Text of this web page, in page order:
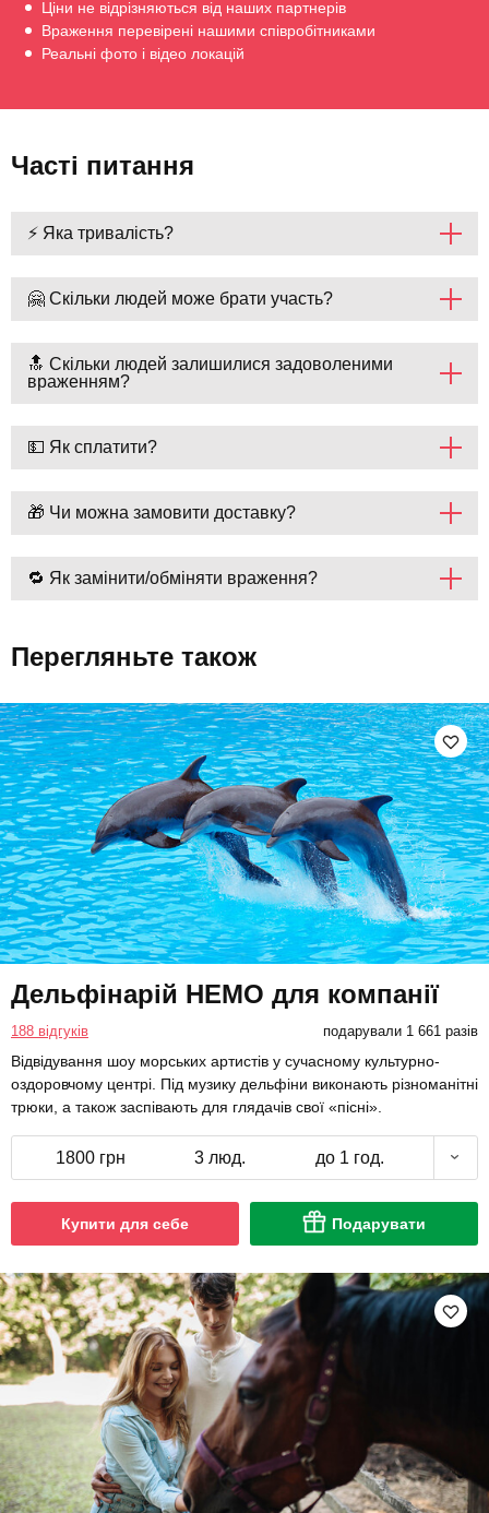
Ціни не відрізняються від наших партнерів
Враження перевірені нашими співробітниками
Реальні фото і відео локацій
Часті питання
⚡ Яка тривалість?
🤗 Скільки людей може брати участь?
🔝 Скільки людей залишилися задоволеними
враженням?
💵 Як сплатити?
🎁 Чи можна замовити доставку?
🔁 Як замінити/обміняти враження?
Перегляньте також
Дельфінарій НЕМО для компанії
188 відгуків подарували 1 661 разів
Відвідування шоу морських артистів у сучасному культурно-
оздоровчому центрі. Під музику дельфіни виконають різноманітні
трюки, а також заспівають для глядачів свої «пісні».
1800 грн 3 люд. до 1 год.
Купити для себе Подарувати